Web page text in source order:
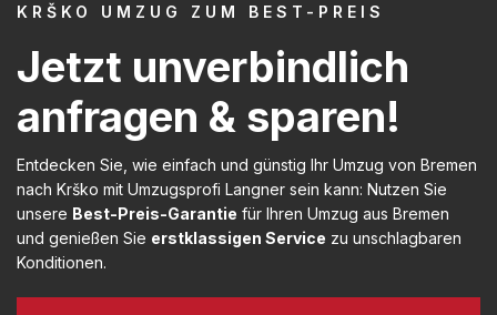
KRŠKO UMZUG ZUM BEST-PREIS
Jetzt unverbindlich
anfragen & sparen!
Entdecken Sie, wie einfach und günstig Ihr Umzug von Bremen
nach Krško mit Umzugsprofi Langner sein kann: Nutzen Sie
unsere Best-Preis-Garantie für Ihren Umzug aus Bremen
und genießen Sie erstklassigen Service zu unschlagbaren
Konditionen.